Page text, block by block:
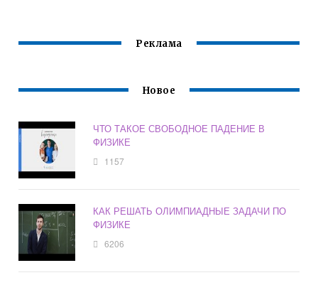
Реклама
Новое
ЧТО ТАКОЕ СВОБОДНОЕ ПАДЕНИЕ В
ФИЗИКЕ
1157
КАК РЕШАТЬ ОЛИМПИАДНЫЕ ЗАДАЧИ ПО
ФИЗИКЕ
6206